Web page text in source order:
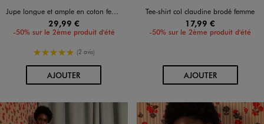
Jupe longue et ample en coton femme
29,99 €
-50% sur le 2ème produit d'été
5/5 de moyenne
(2 avis)
AJOUTERAU PANIER
Tee-shirt col claudine brodé femme
17,99 €
-50% sur le 2ème produit d'été
AJOUTERAU PANIER